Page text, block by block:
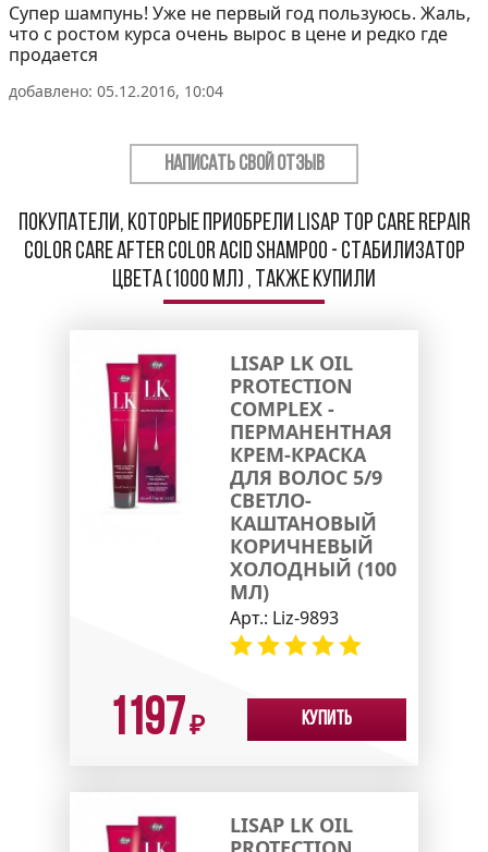
Супер шампунь! Уже не первый год пользуюсь. Жаль,
что с ростом курса очень вырос в цене и редко где
продается
добавлено: 05.12.2016, 10:04
НАПИСАТЬ СВОЙ ОТЗЫВ
Покупатели, которые приобрели Lisap Top Care Repair
Color Care After Color Acid Shampoo - Стабилизатор
цвета (1000 мл) , также купили
LISAP LK OIL
PROTECTION
COMPLEX -
ПЕРМАНЕНТНАЯ
КРЕМ-КРАСКА
ДЛЯ ВОЛОС 5/9
СВЕТЛО-
КАШТАНОВЫЙ
КОРИЧНЕВЫЙ
ХОЛОДНЫЙ (100
МЛ)
Арт.: Liz-9893
1197₽ Купить
LISAP LK OIL